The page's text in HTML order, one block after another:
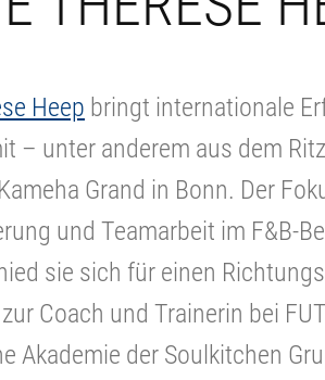
Heep bringt internationale
– unter anderem aus dem
Grand in Bonn. Der
und Teamarbeit im F&B-
sie sich für einen
Coach und Trainerin bei
Akademie der Soulkitchen